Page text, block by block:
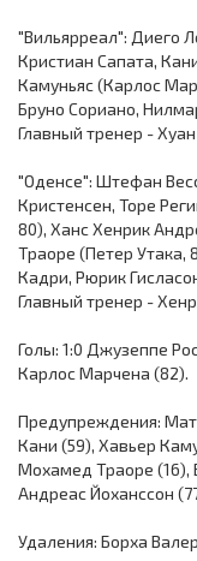
"Вильярреал": Диего
Кристиан Сапата,
Камуньяс (Карлос
Бруно Сориано,
Главный тренер -
"Оденсе": Штефан
Кристенсен, Торе
80), Ханс Хенрик
Траоре (Петер
Кадри, Рюрик
Главный тренер -
Голы: 1:0 Джузеппе
Карлос Марчена (82).
Предупреждения:
Кани (59), Хавьер
Мохамед Траоре (16),
Андреас Йоханссон
Удаления: Борха